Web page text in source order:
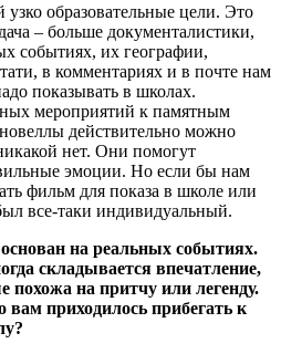
образовательные цели. Это
– больше документалистики,
событиях, их географии,
в комментариях и в почте нам
показывать в школах.
мероприятий к памятным
действительно можно
нет. Они помогут
эмоции. Но если бы нам
фильм для показа в школе или
все-таки индивидуальный.
на реальных событиях.
складывается впечатление,
похожа на притчу или легенду.
вам приходилось прибегать к